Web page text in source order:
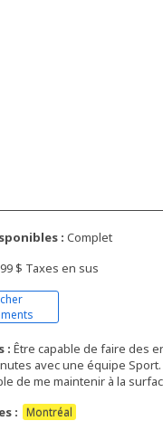
: Complet
$ Taxes en sus
: Être capable de faire des
avec une équipe
de me maintenir à la
:
Montréal